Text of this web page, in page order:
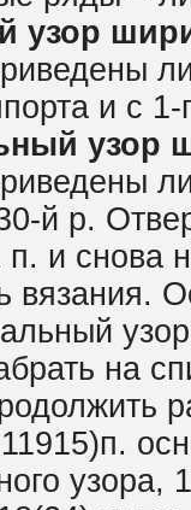
узор
и с 1-
узор
й р.
п. и снова
вязания.
на
узора,